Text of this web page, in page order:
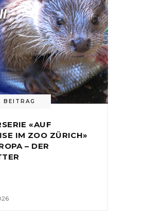
BEITRAG
«AUF
IM ZOO ZÜRICH»
– DER